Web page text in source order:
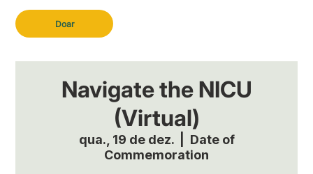
Doar
Navigate the NICU
(Virtual)
qua., 19 de dez.
  |
Date of
Commemoration